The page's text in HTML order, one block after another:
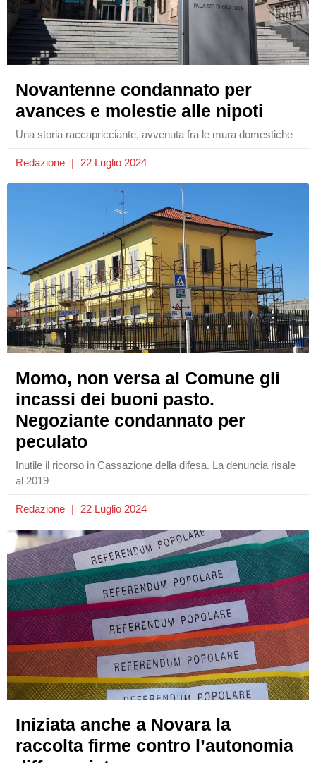
Novantenne condannato per
avances e molestie alle nipoti
Una storia raccapricciante, avvenuta fra le mura domestiche
Redazione 22 Luglio 2024
Momo, non versa al Comune gli
incassi dei buoni pasto.
Negoziante condannato per
peculato
Inutile il ricorso in Cassazione della difesa. La denuncia risale
al 2019
Redazione 22 Luglio 2024
Iniziata anche a Novara la
raccolta firme contro l’autonomia